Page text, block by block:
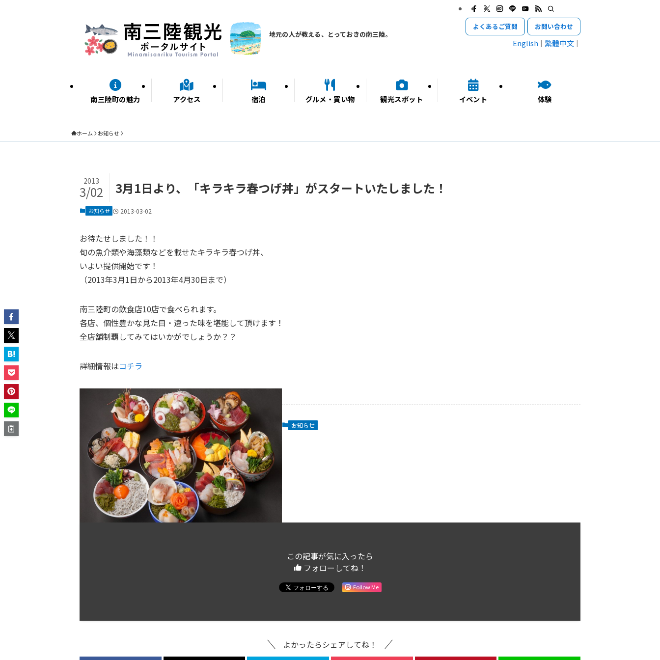
地元の人が教える、とっておきの南三陸。
南三陸町の魅力 アクセス 宿泊 グルメ・買い物 観光スポット イベント 体験
よくあるご質問 お問い合わせ
English 繁體中文
ホーム お知らせ
3月1日より、「キラキラ春つげ丼」がスタートいたしました！
2013
3/02
お知らせ 2013-03-02
お待たせしました！！
旬の魚介類や海藻類などを載せたキラキラ春つげ丼、
いよい提供開始です！
（2013年3月1日から2013年4月30日まで）
南三陸町の飲食店10店で食べられます。
各店、個性豊かな見た目・違った味を堪能して頂けます！
全店舗制覇してみてはいかがでしょうか？？
詳細情報はコチラ
お知らせ
この記事が気に入ったら
フォローしてね！
Follow Me
よかったらシェアしてね！